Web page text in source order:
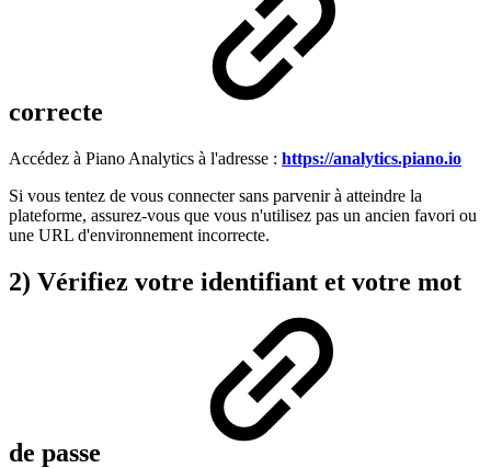
correcte
Accédez à Piano Analytics à l'adresse : https://analytics.piano.io
Si vous tentez de vous connecter sans parvenir à atteindre la
plateforme, assurez-vous que vous n'utilisez pas un ancien favori ou
une URL d'environnement incorrecte.
2) Vérifiez votre identifiant et votre mot
de passe